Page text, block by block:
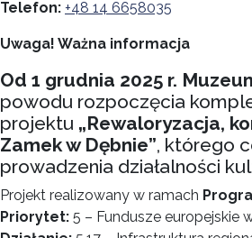
Telefon: +48 14 6658035
Uwaga! Ważna informacja
Od 1 grudnia 2025 r.
powodu rozpoczęcia
projektu „Rewaloryzacja,
Zamek w Dębnie”, którego
prowadzenia działalności
Projekt realizowany w ramach
Priorytet: 5 – Fundusze europejskie